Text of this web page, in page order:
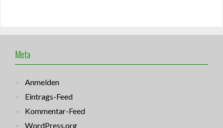
Meta
Anmelden
Eintrags-Feed
Kommentar-Feed
WordPress.org